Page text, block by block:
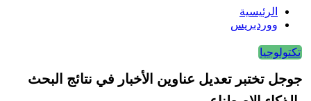
الرئيسية
ووردبريس
تكتولوجيا
جوجل تختبر تعديل عناوين الأخبار في نتائج البحث